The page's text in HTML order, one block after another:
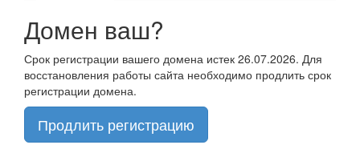
Домен ваш?
Срок регистрации вашего домена истек 26.07.2026. Для
восстановления работы сайта необходимо продлить срок
регистрации домена.
Продлить регистрацию